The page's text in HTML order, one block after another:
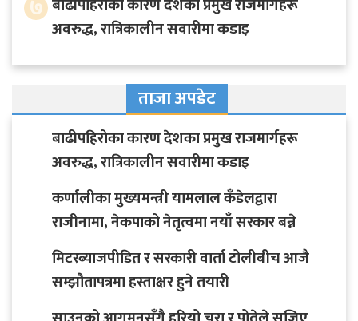
७ बाढीपहिरोका कारण देशका प्रमुख राजमार्गहरू
अवरुद्ध, रात्रिकालीन सवारीमा कडाइ
ताजा अपडेट
बाढीपहिरोका कारण देशका प्रमुख राजमार्गहरू
अवरुद्ध, रात्रिकालीन सवारीमा कडाइ
कर्णालीका मुख्यमन्त्री यामलाल कँडेलद्वारा
राजीनामा, नेकपाको नेतृत्वमा नयाँ सरकार बन्ने
मिटरब्याजपीडित र सरकारी वार्ता टोलीबीच आजै
सम्झौतापत्रमा हस्ताक्षर हुने तयारी